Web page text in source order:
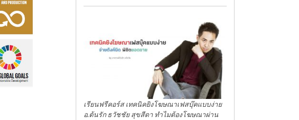
เรียนฟรีคอร์ส เทคนิคยิงโฆษณาเฟสบุ๊คแบบง่าย
อ.ต้นรัก ธวัชชัย สุขสีดา ทำไมต้องโฆษณาผ่าน